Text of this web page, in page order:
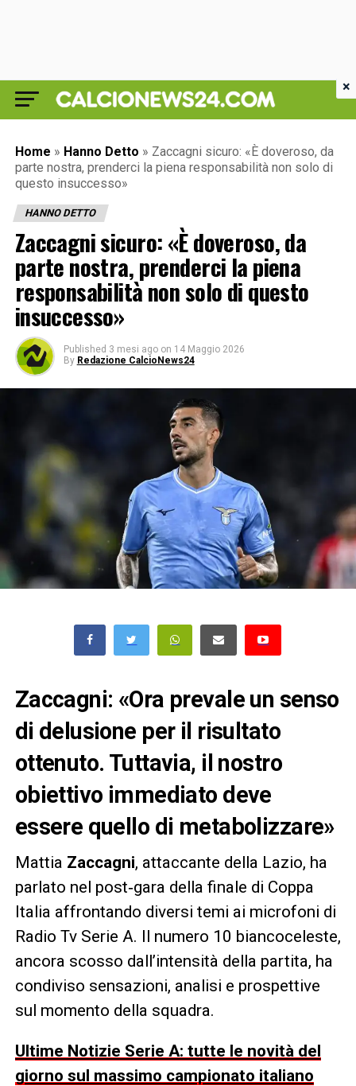
Home » Hanno Detto » Zaccagni sicuro: «È doveroso, da
parte nostra, prenderci la piena responsabilità non solo di
questo insuccesso»
HANNO DETTO
Zaccagni sicuro: «È doveroso, da
parte nostra, prenderci la piena
responsabilità non solo di questo
insuccesso»
Published 3 mesi ago on 14 Maggio 2026
By Redazione CalcioNews24
Zaccagni: «Ora prevale un senso
di delusione per il risultato
ottenuto. Tuttavia, il nostro
obiettivo immediato deve
essere quello di metabolizzare»
Mattia Zaccagni, attaccante della Lazio, ha
parlato nel post‑gara della finale di Coppa
Italia affrontando diversi temi ai microfoni di
Radio Tv Serie A. Il numero 10 biancoceleste,
ancora scosso dall’intensità della partita, ha
condiviso sensazioni, analisi e prospettive
sul momento della squadra.
Ultime Notizie Serie A: tutte le novità del
giorno sul massimo campionato italiano
×